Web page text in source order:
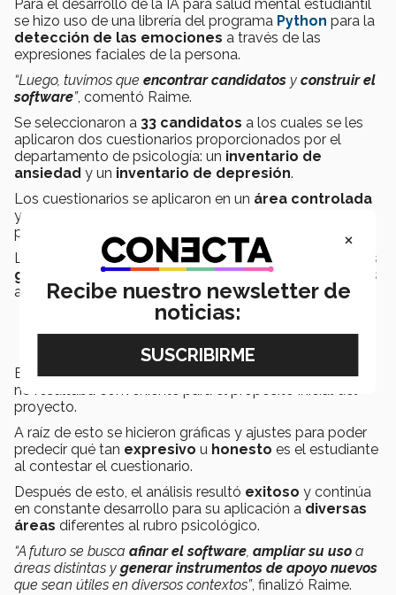
Para el desarrollo de la IA para salud mental estudiantil
se hizo uso de una librería del programa Python para la
detección de las emociones a través de las
expresiones faciales de la persona.
“Luego, tuvimos que encontrar candidatos y construir el
software”, comentó Raime.
Se seleccionaron a 33 candidatos a los cuales se les
aplicaron dos cuestionarios proporcionados por el
departamento de psicología: un inventario de
ansiedad y un inventario de depresión.
Los cuestionarios se aplicaron en un área controlada
y se realizó una grabación del proceso para luego
procesar el archivo de video a través de EmotionID.
Los resultados arrojados les permitieron crear
diversas
gráficas
que mostraban las emociones de los alumnos
al contestar ciertas preguntas en el cuestionario.
El primer análisis realizado fuerechazado,puesto que
no resultaba conveniente para el propósito inicial del
proyecto.
A raíz de esto se hicieron gráficas y ajustes para poder
predecir qué tan expresivo u honesto es el estudiante
al contestar el cuestionario.
Después de esto, el análisis resultó exitoso y continúa
en constante desarrollo para su aplicación a diversas
áreas diferentes al rubro psicológico.
“A futuro se busca afinar el software, ampliar su uso a
áreas distintas y generar instrumentos de apoyo nuevos
que sean útiles en diversos contextos”, finalizó Raime.
×
Recibe nuestro newsletter de
noticias: